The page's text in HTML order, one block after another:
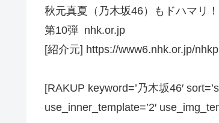
秋元真夏（乃木坂46）もドハマリ
第10弾 nhk.or.jp
[紹介元] https://www6.nhk.or.jp/
[RAKUP keyword=’乃木坂46′
use_inner_template=’2′